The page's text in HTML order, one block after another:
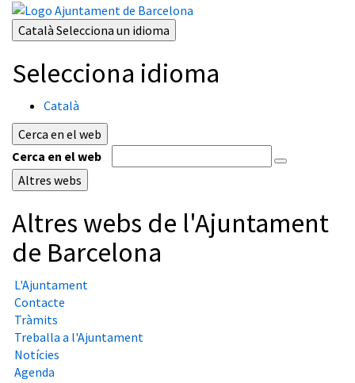
Català Selecciona un idioma
Selecciona idioma
Català
Cerca en el web
Cerca en el web
Altres webs
Altres webs de l'Ajuntament
de Barcelona
L'Ajuntament
Contacte
Tràmits
Treballa a l'Ajuntament
Notícies
Agenda